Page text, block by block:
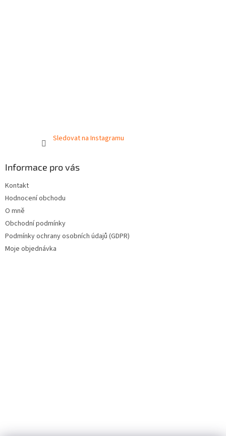
Sledovat na Instagramu
Informace pro vás
Kontakt
Hodnocení obchodu
O mně
Obchodní podmínky
Podmínky ochrany osobních údajů (GDPR)
Moje objednávka